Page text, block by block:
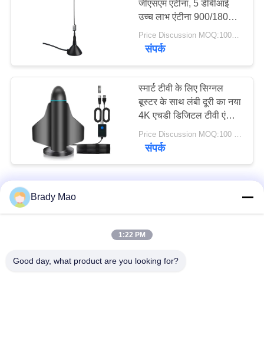
जीएसएम एंटीना, 5 डीबीआई
उच्च लाभ एंटीना 900/1800/1
9 00/2100 मेगाहट्र्ज के लिए
Price Discussion MOQ:100PCS
संपर्क
स्मार्ट टीवी के लिए सिग्नल
बूस्टर के साथ लंबी दूरी का नया
4K एचडी डिजिटल टीवी एंटीना
और इनडोर और आउटडोर
स्थानीय चैनलों के लिए सभी
संपर्क
Brady Mao
1:22 PM
Good day, what product are you looking for?